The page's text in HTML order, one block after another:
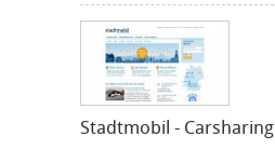
Stadtmobil - Carsharing